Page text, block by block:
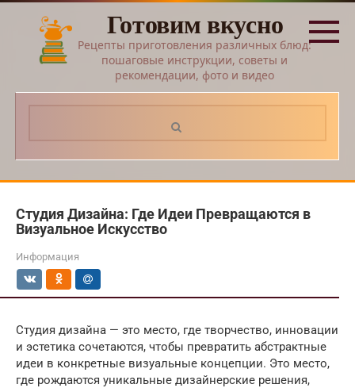
Перейти
контенту
Готовим вкусно
Рецепты приготовления различных блюд:
пошаговые инструкции, советы и
рекомендации, фото и видео
Студия Дизайна: Где Идеи Превращаются в
Визуальное Искусство
Информация
Студия дизайна — это место, где творчество, инновации
и эстетика сочетаются, чтобы превратить абстрактные
идеи в конкретные визуальные концепции. Это место,
где рождаются уникальные дизайнерские решения,